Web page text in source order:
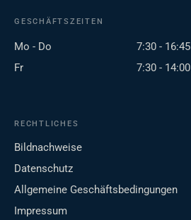
GESCHÄFTSZEITEN
Mo - Do
7:30 - 16:45
Fr
7:30 - 14:00
RECHTLICHES
Bildnachweise
Datenschutz
Allgemeine Geschäftsbedingungen
Impressum